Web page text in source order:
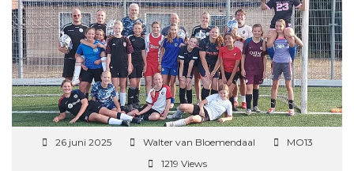
26 juni 2025 Walter van Bloemendaal
MO13
1219 Views